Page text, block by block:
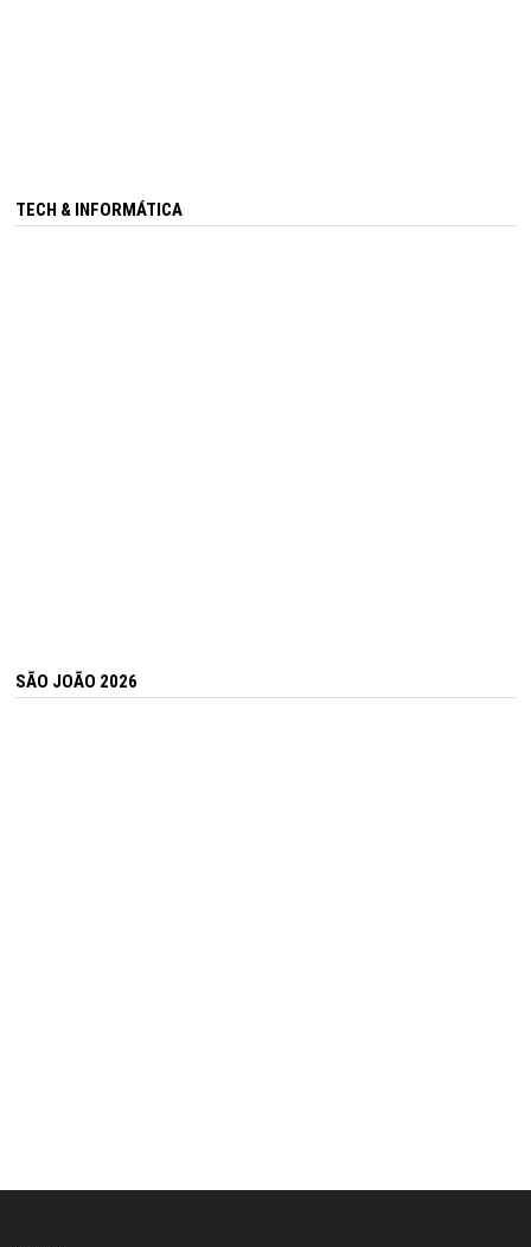
TECH & INFORMÁTICA
SÃO JOÃO 2026